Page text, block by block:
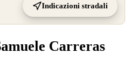
Indicazioni stradali
Carreras